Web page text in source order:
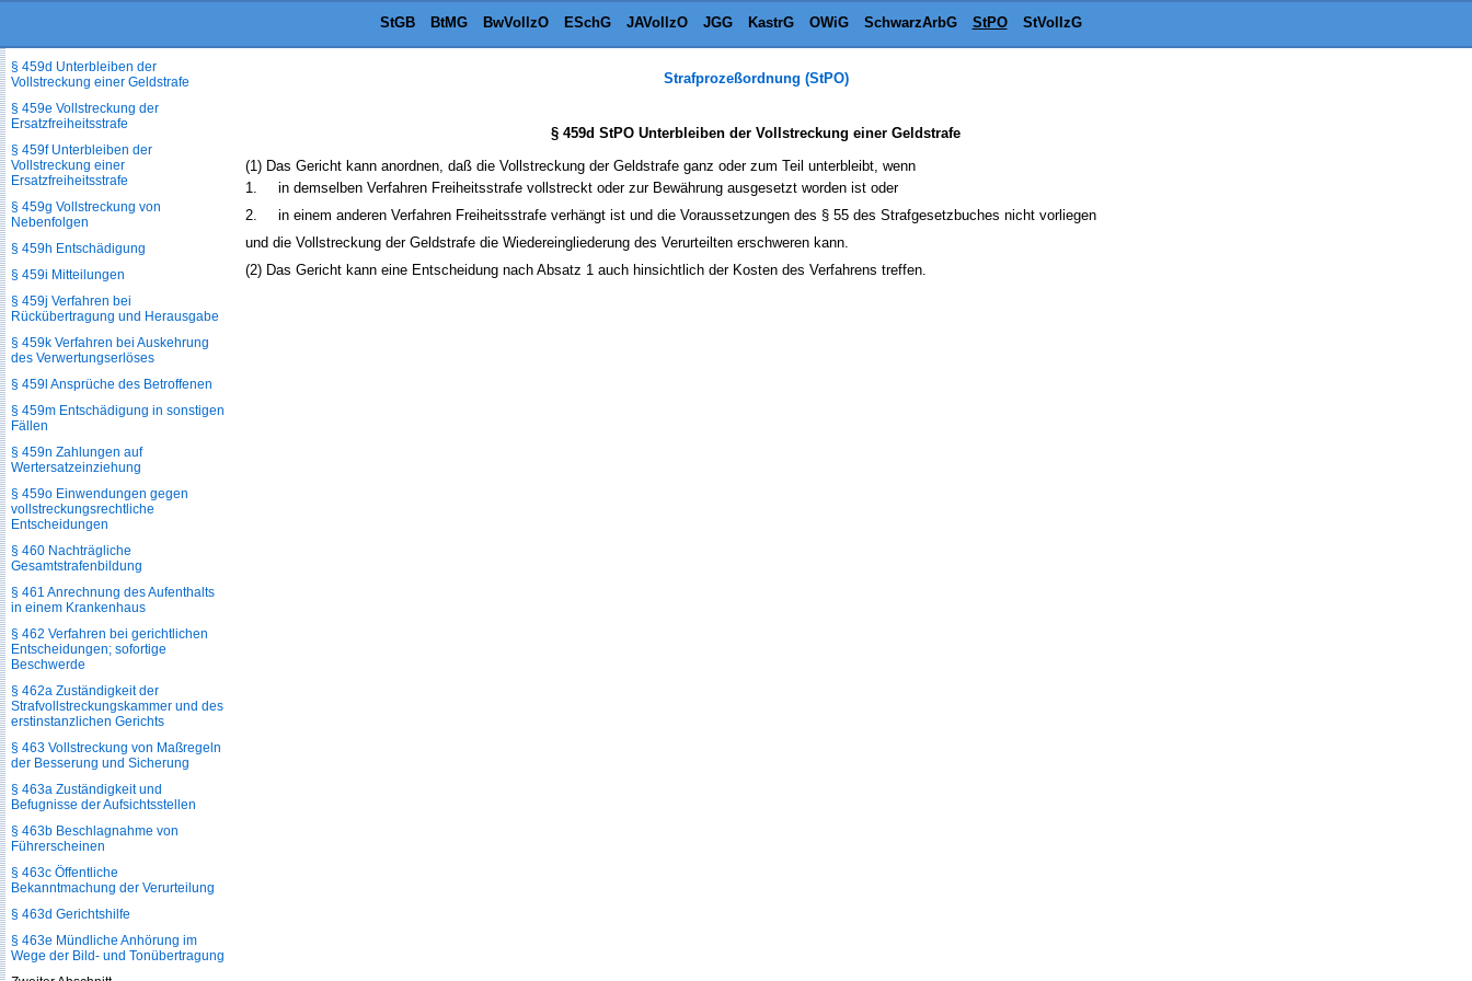
StGB BtMG BwVollzO ESchG JAVollzO JGG KastrG OWiG SchwarzArbG StPO StVollzG
Strafprozeßordnung (StPO)
§ 459d StPO Unterbleiben der Vollstreckung einer Geldstrafe
(1) Das Gericht kann anordnen, daß die Vollstreckung der Geldstrafe ganz oder zum Teil unterbleibt, wenn
1.
in demselben Verfahren Freiheitsstrafe vollstreckt oder zur Bewährung ausgesetzt worden ist oder
2.
in einem anderen Verfahren Freiheitsstrafe verhängt ist und die Voraussetzungen des § 55 des Strafgesetzbuches nicht vorliegen
und die Vollstreckung der Geldstrafe die Wiedereingliederung des Verurteilten erschweren kann.
(2) Das Gericht kann eine Entscheidung nach Absatz 1 auch hinsichtlich der Kosten des Verfahrens treffen.
§ 459d Unterbleiben der
Vollstreckung einer Geldstrafe
§ 459e Vollstreckung der
Ersatzfreiheitsstrafe
§ 459f Unterbleiben der
Vollstreckung einer
Ersatzfreiheitsstrafe
§ 459g Vollstreckung von
Nebenfolgen
§ 459h Entschädigung
§ 459i Mitteilungen
§ 459j Verfahren bei
Rückübertragung und Herausgabe
§ 459k Verfahren bei Auskehrung
des Verwertungserlöses
§ 459l Ansprüche des Betroffenen
§ 459m Entschädigung in sonstigen
Fällen
§ 459n Zahlungen auf
Wertersatzeinziehung
§ 459o Einwendungen gegen
vollstreckungsrechtliche
Entscheidungen
§ 460 Nachträgliche
Gesamtstrafenbildung
§ 461 Anrechnung des Aufenthalts
in einem Krankenhaus
§ 462 Verfahren bei gerichtlichen
Entscheidungen; sofortige
Beschwerde
§ 462a Zuständigkeit der
Strafvollstreckungskammer und des
erstinstanzlichen Gerichts
§ 463 Vollstreckung von Maßregeln
der Besserung und Sicherung
§ 463a Zuständigkeit und
Befugnisse der Aufsichtsstellen
§ 463b Beschlagnahme von
Führerscheinen
§ 463c Öffentliche
Bekanntmachung der Verurteilung
§ 463d Gerichtshilfe
§ 463e Mündliche Anhörung im
Wege der Bild- und Tonübertragung